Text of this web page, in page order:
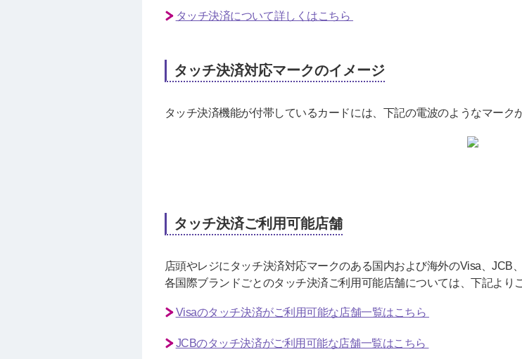
タッチ決済について詳しくはこちら
タッチ決済対応マークのイメージ
タッチ決済機能が付帯しているカードには、下記の電波のようなマーク
タッチ決済ご利用可能店舗
店頭やレジにタッチ決済対応マークのある国内および海外のVisa、JCB
各国際ブランドごとのタッチ決済ご利用可能店舗については、下記より
Visaのタッチ決済がご利用可能な店舗一覧はこちら
JCBのタッチ決済がご利用可能な店舗一覧はこちら